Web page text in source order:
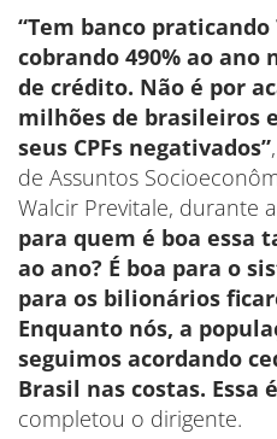
“Tem banco praticando
cobrando 490% ao
de crédito. Não é por
milhões de brasileiros
seus CPFs negativados”
de Assuntos
Walcir Previtale, durante
para quem é boa essa
ao ano? É boa para o
para os bilionários
Enquanto nós, a
seguimos acordando
Brasil nas costas. Essa
completou o dirigente.